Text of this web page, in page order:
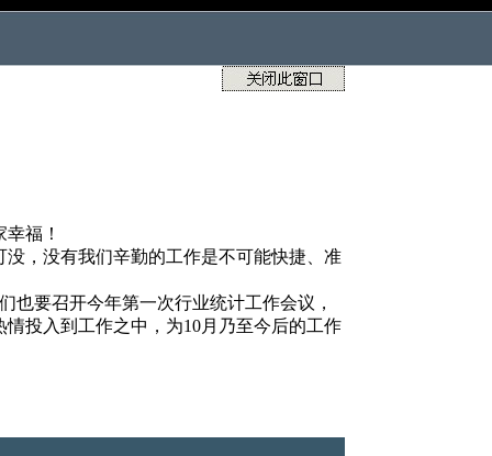
福！
，没有我们辛勤的工作是不可能快捷、准
要召开今年第一次行业统计工作会议，
投入到工作之中，为10月乃至今后的工作